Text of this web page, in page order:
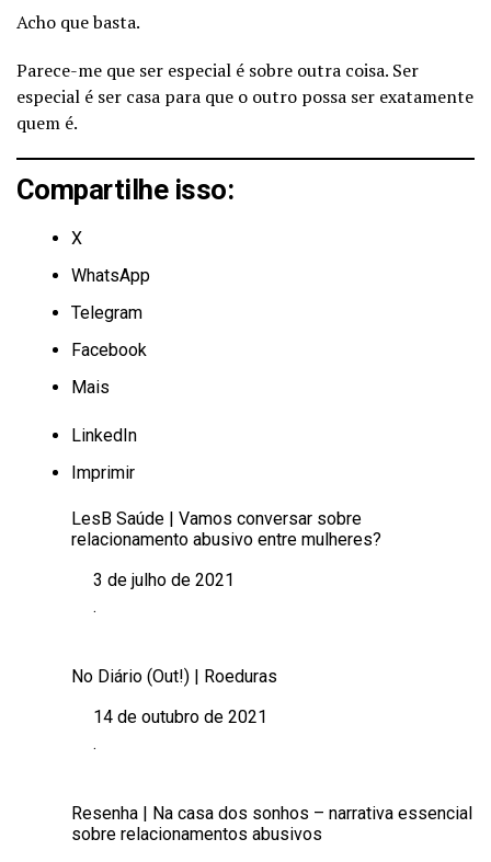
Acho que basta.
Parece-me que ser especial é sobre outra coisa. Ser
especial é ser casa para que o outro possa ser exatamente
quem é.
Compartilhe isso:
X
WhatsApp
Telegram
Facebook
Mais
LinkedIn
Imprimir
LesB Saúde | Vamos conversar sobre
relacionamento abusivo entre mulheres?
Data
3 de julho de 2021
Em relação a
.
No Diário (Out!) | Roeduras
Data14 de outubro de 2021
Em relação a
.
Resenha | Na casa dos sonhos – narrativa essencial
sobre relacionamentos abusivos